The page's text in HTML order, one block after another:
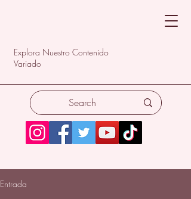
Explora Nuestro Contenido
Variado
Entrada